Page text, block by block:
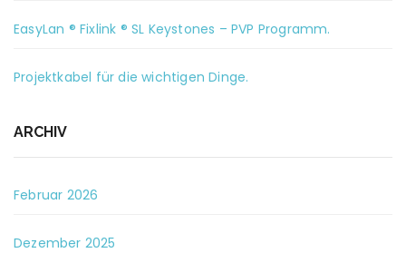
EasyLan ® Fixlink ® SL Keystones – PVP Programm.
Projektkabel für die wichtigen Dinge.
ARCHIV
Februar 2026
Dezember 2025